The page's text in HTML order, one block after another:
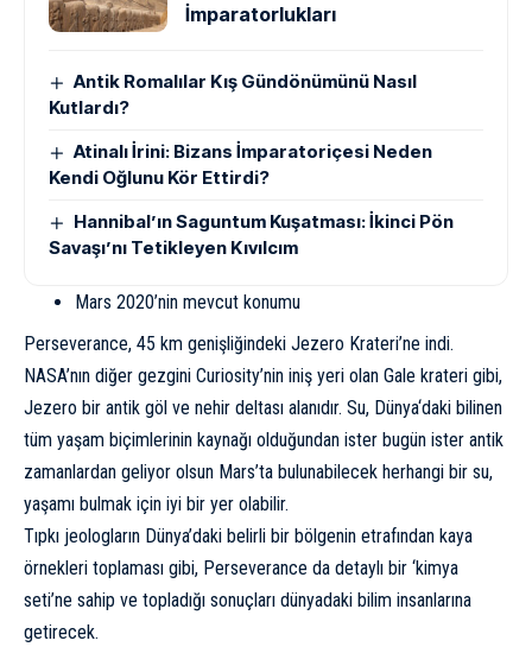
İmparatorlukları
Antik Romalılar Kış Gündönümünü Nasıl
Kutlardı?
Atinalı İrini: Bizans İmparatoriçesi Neden
Kendi Oğlunu Kör Ettirdi?
Hannibal’ın Saguntum Kuşatması: İkinci Pön
Savaşı’nı Tetikleyen Kıvılcım
Mars 2020’nin mevcut konumu
Perseverance, 45 km genişliğindeki Jezero Krateri’ne indi.
NASA’nın diğer gezgini Curiosity’nin iniş yeri olan Gale krateri gibi,
Jezero bir antik göl ve nehir deltası alanıdır. Su, Dünya‘daki bilinen
tüm yaşam biçimlerinin kaynağı olduğundan ister bugün ister antik
zamanlardan geliyor olsun Mars’ta bulunabilecek herhangi bir su,
yaşamı bulmak için iyi bir yer olabilir.
Tıpkı jeologların Dünya’daki belirli bir bölgenin etrafından kaya
örnekleri toplaması gibi, Perseverance da detaylı bir ‘kimya
seti’ne sahip ve topladığı sonuçları dünyadaki bilim insanlarına
getirecek.